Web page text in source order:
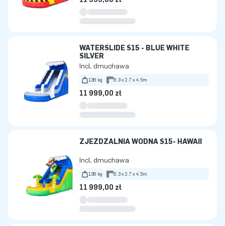
WATERSLIDE S15 - BLUE WHITE
SILVER
Incl. dmuchawa
136 kg 6.3 x 2.7 x 4.5m
11 999,00 zł
ZJEŻDŻALNIA WODNA S15- HAWAII
Incl. dmuchawa
136 kg 6.3 x 2.7 x 4.5m
11 999,00 zł